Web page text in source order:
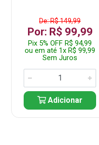
De: R$ 149,99
Por: R$ 99,99
Pix 5% OFF R$ 94,99
ou em até 1x R$ 99,99
Sem Juros
Adicionar